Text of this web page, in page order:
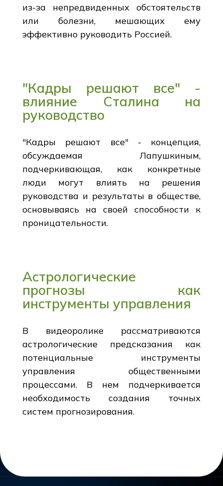
из-за непредвиденных обстоятельств
или болезни, мешающих ему
эффективно руководить Россией.
"Кадры решают все" -
влияние Сталина на
руководство
"Кадры решают все" - концепция,
обсуждаемая Лапушкиным,
подчеркивающая, как конкретные
люди могут влиять на решения
руководства и результаты в обществе,
основываясь на своей способности к
проницательности.
Астрологические
прогнозы как
инструменты управления
В видеоролике рассматриваются
астрологические предсказания как
потенциальные инструменты
управления общественными
процессами. В нем подчеркивается
необходимость создания точных
систем прогнозирования.